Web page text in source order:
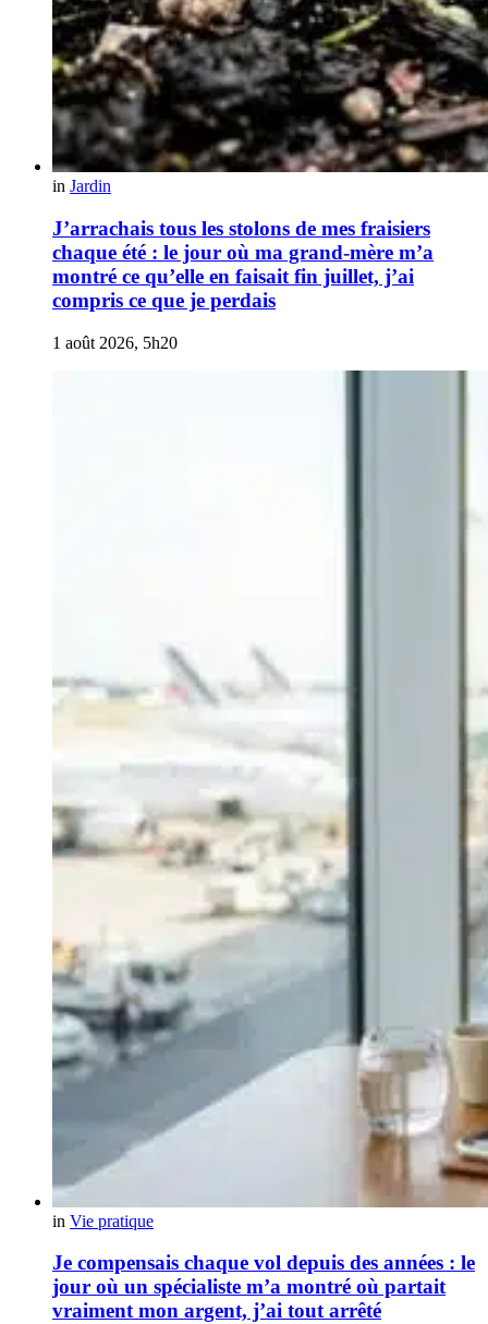
in Jardin
J’arrachais tous les stolons de mes fraisiers
chaque été : le jour où ma grand-mère m’a
montré ce qu’elle en faisait fin juillet, j’ai
compris ce que je perdais
1 août 2026, 5h20
in Vie pratique
Je compensais chaque vol depuis des années : le
jour où un spécialiste m’a montré où partait
vraiment mon argent, j’ai tout arrêté